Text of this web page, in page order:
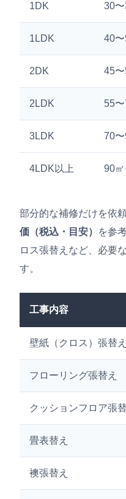
1DK 30
1LDK 40
2DK 45
2LDK 55
3LDK 70
4LDK以上 90
部分的な補修だけを依
価（税込・目安）
を参
ロス張替えなど、必要
す。
工事内容
壁紙（クロス）張替え
フローリング張替え
クッションフロア張
畳表替え
襖張替え